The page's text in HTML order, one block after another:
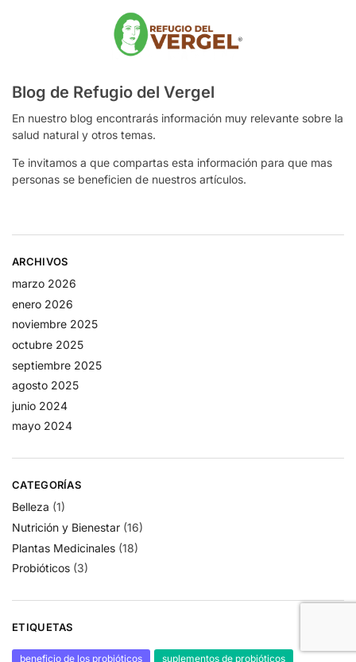
Blog de Refugio del Vergel
En nuestro blog encontrarás información muy relevante sobre la
salud natural y otros temas.
Te invitamos a que compartas esta información para que mas
personas se beneficien de nuestros artículos.
ARCHIVOS
marzo 2026
enero 2026
noviembre 2025
octubre 2025
septiembre 2025
agosto 2025
junio 2024
mayo 2024
CATEGORÍAS
Belleza (1)
Nutrición y Bienestar (16)
Plantas Medicinales (18)
Probióticos (3)
ETIQUETAS
beneficio de los probióticos suplementos de probióticos